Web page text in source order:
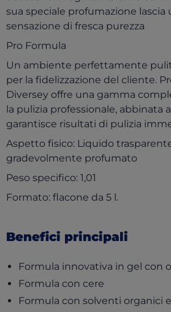
sua speciale profumazione lascia
sensazione di fresca purezza
Pro Formula
Un ambiente perfettamente
per la fidelizzazione del cliente.
Diversey offre una gamma
la pulizia professionale, abbinata
garantisce risultati di pulizia
Aspetto fisico: Liquido
gradevolmente profumato
Peso specifico: 1,01
Formato: flacone da 5 l.
Benefici principali
Formula innovativa in gel con
Formula con cere
Formula con solventi organici